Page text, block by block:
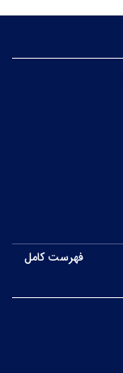
فهرست کامل